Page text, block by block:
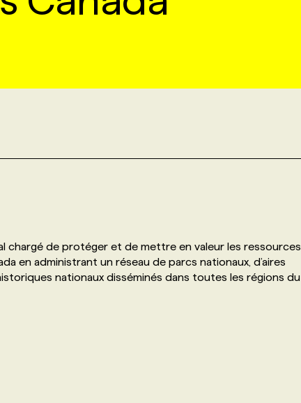
chargé de protéger et de mettre en valeur les ressources
en administrant un réseau de parcs nationaux, d’aires
nationaux disséminés dans toutes les régions du